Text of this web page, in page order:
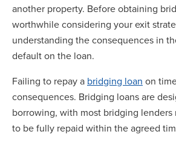
another property. Before obtaining
worthwhile considering your exit
understanding the consequences in
default on the loan.
Failing to repay a bridging loan on
consequences. Bridging loans are
borrowing, with most bridging
to be fully repaid within the agreed